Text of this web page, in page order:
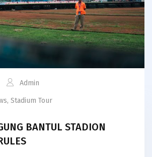
Admin
, Stadium Tour
BANTUL STADION